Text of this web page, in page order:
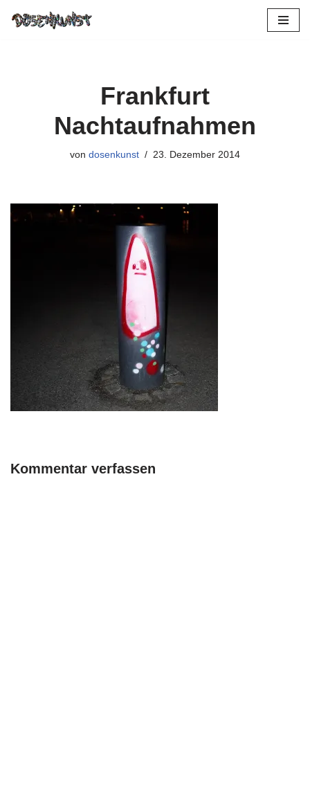
Frankfurt
Nachtaufnahmen
von dosenkunst 23. Dezember 2014
Kommentar verfassen